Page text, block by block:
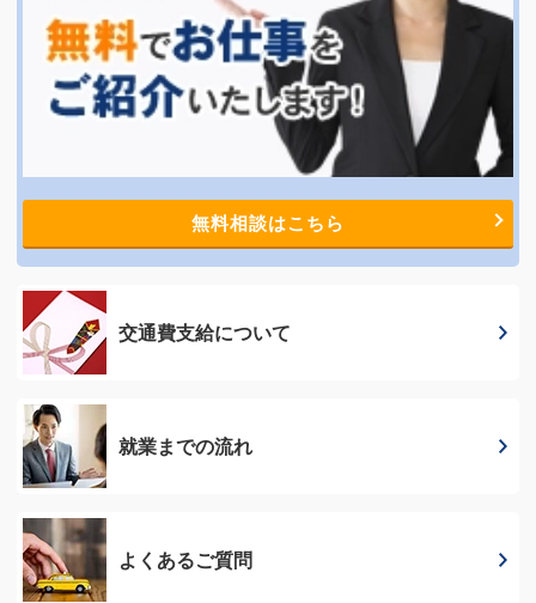
無料相談はこちら
交通費支給について
就業までの流れ
よくあるご質問